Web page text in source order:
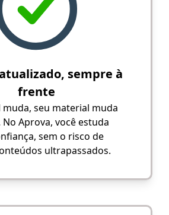
sempre à
frente
muda, seu material muda
No Aprova, você estuda
sem o risco de
ultrapassados.